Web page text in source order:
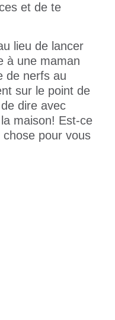
et de te
lieu de lancer
à une maman
de nerfs au
sur le point de
dire avec
maison! Est-ce
pour vous